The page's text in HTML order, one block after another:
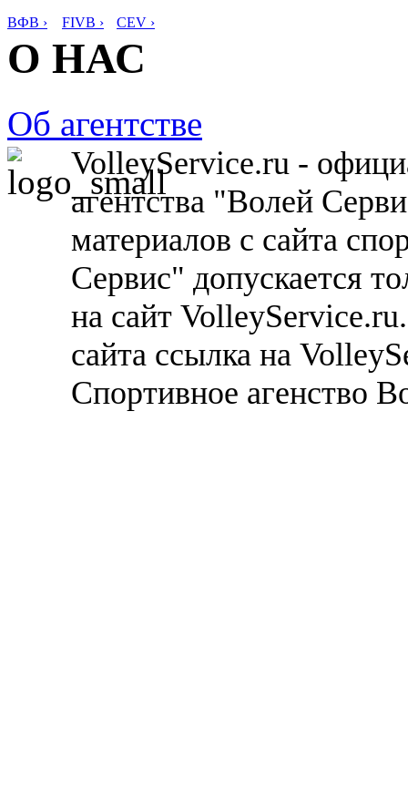
ВФВ › FIVB › CEV ›
О НАС
Об агентстве
VolleyService.ru -
агентства "Волей
материалов с сайта
Сервис" допускается
на сайт
сайта ссылка на
Спортивное агенство